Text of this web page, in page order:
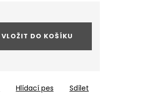
VLOŽIT DO KOŠÍKU
Hlídací pes Sdílet